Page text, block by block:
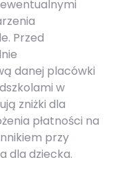
Przed
danej placówki
w
zniżki dla
płatności na
przy
dla dziecka.